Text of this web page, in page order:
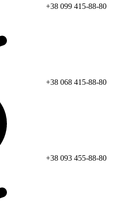
+38 099 415-88-80
+38 068 415-88-80
+38 093 455-88-80